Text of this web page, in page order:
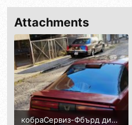
Attachments
кобраСервиз-Фбърд диагностика-1.jpg